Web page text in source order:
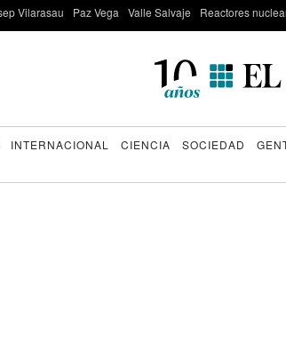
Vilarasau Paz Vega Valle Salvaje Reactores
INTERNACIONAL CIENCIA SOCIEDAD